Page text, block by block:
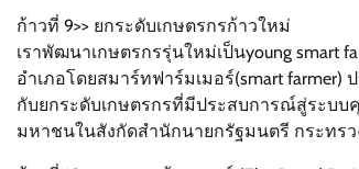
ก้าวที่ 9>> ยกระดับเกษตรกรก้าวใหม่
เราพัฒนาเกษตรกรรุ่นใหม่เป็นyoung smart
อำเภอโดยสมาร์ทฟาร์มเมอร์(smart
กับยกระดับเกษตรกรที่มีประสบการณ์สู่ระบ
มหาชนในสังกัดสำนักนายกรัฐมนตรี กระทร